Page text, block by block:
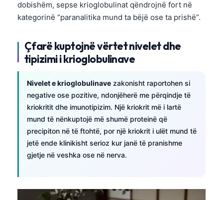
dobishëm, sepse krioglobulinat qëndrojnë fort në
kategorinë “paranalitika mund ta bëjë ose ta prishë”.
Çfarë kuptojnë vërtet nivelet dhe
tipizimi i krioglobulinave
Nivelet e krioglobulinave zakonisht raportohen si
negative ose pozitive, ndonjëherë me përqindje të
kriokritit dhe imunotipizim. Një kriokrit më i lartë
mund të nënkuptojë më shumë proteinë që
precipiton në të ftohtë, por një kriokrit i ulët mund të
jetë ende klinikisht serioz kur janë të pranishme
gjetje në veshka ose në nerva.